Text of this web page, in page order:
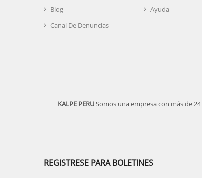
Blog
Canal De Denuncias
Ayuda
KALPE PERUSomos una empresa con más de
REGISTRESE PARA BOLETINES